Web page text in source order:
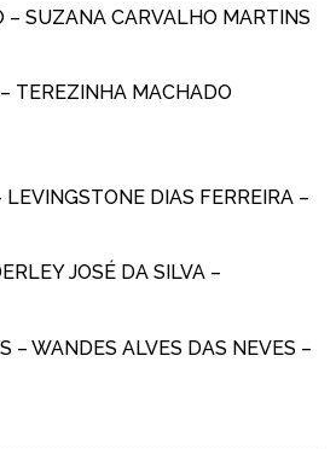
– SUZANA CARVALHO MARTINS
TEREZINHA MACHADO
DIAS FERREIRA –
JOSÉ DA SILVA –
– WANDES ALVES DAS NEVES –